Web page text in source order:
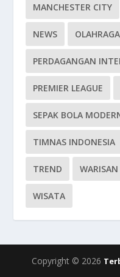
MANCHESTER CITY
NEWS OLAHRAGA
PERDAGANGAN
PREMIER LEAGUE
SEPAK BOLA
TIMNAS INDONESIA
TREND
WISATA
Copyright © 2026